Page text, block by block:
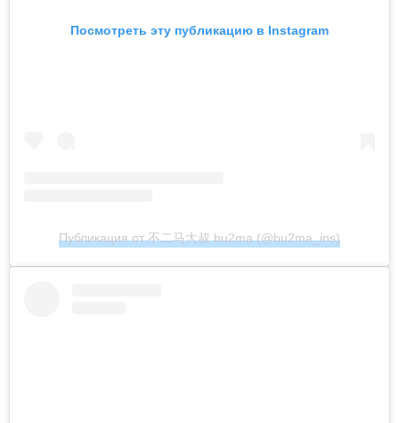
Посмотреть эту публикацию в Instagram
Публикация от 不二马大叔 bu2ma (@bu2ma_ins)